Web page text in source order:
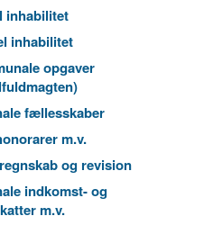
inhabilitet
inhabilitet
opgaver
fællesskaber
m.v.
og revision
indkomst- og
m.v.